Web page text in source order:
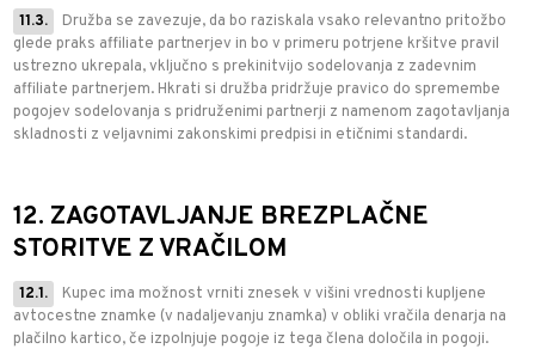
11.3.
Družba se zavezuje, da bo raziskala vsako relevantno pritožbo
glede praks affiliate partnerjev in bo v primeru potrjene kršitve pravil
ustrezno ukrepala, vključno s prekinitvijo sodelovanja z zadevnim
affiliate partnerjem. Hkrati si družba pridržuje pravico do spremembe
pogojev sodelovanja s pridruženimi partnerji z namenom zagotavljanja
skladnosti z veljavnimi zakonskimi predpisi in etičnimi standardi.
12. ZAGOTAVLJANJE BREZPLAČNE
STORITVE Z VRAČILOM
12.1.
Kupec ima možnost vrniti znesek v višini vrednosti kupljene
avtocestne znamke (v nadaljevanju znamka) v obliki vračila denarja na
plačilno kartico, če izpolnjuje pogoje iz tega člena določila in pogoji.